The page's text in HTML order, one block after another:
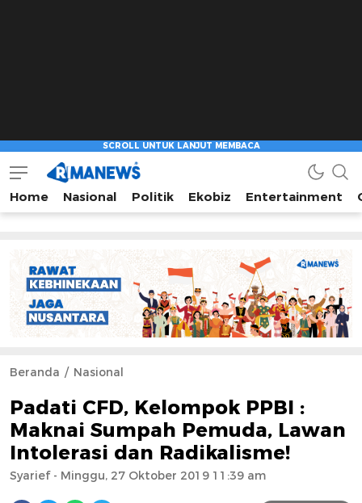
Home Nasional Politik Ekobiz Entertainment
Beranda Nasional
Padati CFD, Kelompok PPBI :
Maknai Sumpah Pemuda, Lawan
Intolerasi dan Radikalisme!
Syarief- Minggu, 27 Oktober 2019 11:39 am